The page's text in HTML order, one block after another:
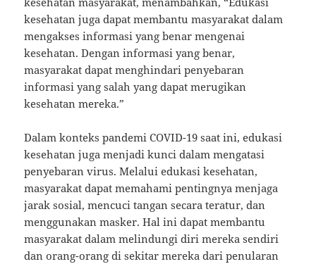
kesehatan juga dapat membantu masyarakat dalam
mengakses informasi yang benar mengenai
kesehatan. Dengan informasi yang benar,
masyarakat dapat menghindari penyebaran
informasi yang salah yang dapat merugikan
kesehatan mereka.”
Dalam konteks pandemi COVID-19 saat ini, edukasi
kesehatan juga menjadi kunci dalam mengatasi
penyebaran virus. Melalui edukasi kesehatan,
masyarakat dapat memahami pentingnya menjaga
jarak sosial, mencuci tangan secara teratur, dan
menggunakan masker. Hal ini dapat membantu
masyarakat dalam melindungi diri mereka sendiri
dan orang-orang di sekitar mereka dari penularan